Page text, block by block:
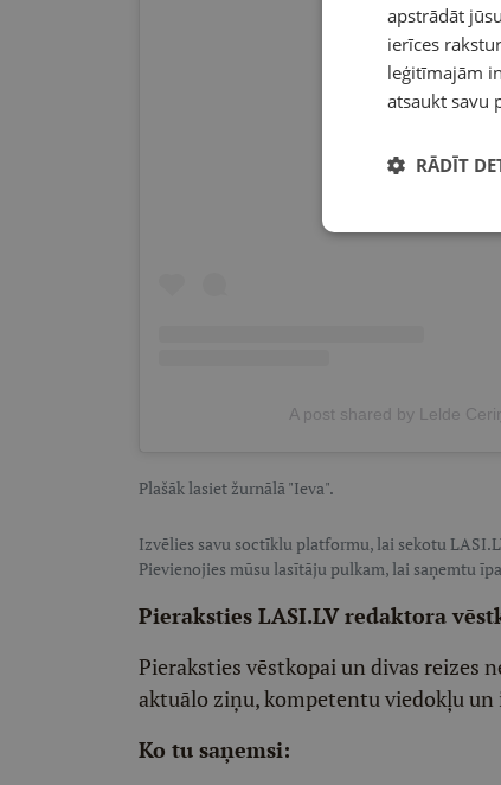
View this post on
A post shared by Lelde
Plašāk lasiet žurnālā "Ieva".
Izvēlies savu soctīklu platformu, lai sekotu
Pievienojies mūsu lasītāju pulkam, lai saņemtu
Pieraksties LASI.LV redaktora
Pieraksties vēstkopai un divas reizes
aktuālo ziņu, kompetentu viedokļu
Ko tu saņemsi:
apstrādāt
ierīces
leģitīmajām
atsaukt savu
RĀDĪT